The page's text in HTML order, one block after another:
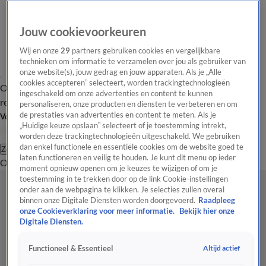
Overzicht Laatste nieuws Regionieuws Het beste van Hart
Tip de
redactie
Volg Hart van Nederland
Zoeken
OverzichtRegioUitzendingenWeerTip de redactiePanelVideo's
Jouw cookievoorkeuren
Wij en onze29 partners gebruiken cookies en vergelijkbare
technieken om informatie te verzamelen over jou als gebruiker van
onze website(s), jouw gedrag en jouw apparaten. Als je „Alle
cookies accepteren” selecteert, worden trackingtechnologieën
ingeschakeld om onze advertenties en content te kunnen
personaliseren, onze producten en diensten te verbeteren en om
de prestaties van advertenties en content te meten. Als je
„Huidige keuze opslaan” selecteert of je toestemming intrekt,
worden deze trackingtechnologieën uitgeschakeld. We gebruiken
dan enkel functionele en essentiële cookies om de website goed te
laten functioneren en veilig te houden. Je kunt dit menu op ieder
moment opnieuw openen om je keuzes te wijzigen of om je
toestemming in te trekken door op de link Cookie-instellingen
onder aan de webpagina te klikken. Je selecties zullen overal
binnen onze Digitale Diensten worden doorgevoerd. Raadpleeg
onze Cookieverklaring voor meer informatie.
Bekijk hier onze
Digitale Diensten.
Functioneel & Essentieel Altijd actief